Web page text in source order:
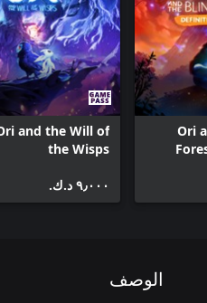
Ori
and the Will of
the Wisps
٩٫٠٠٠ د.ك.‏
الوصف